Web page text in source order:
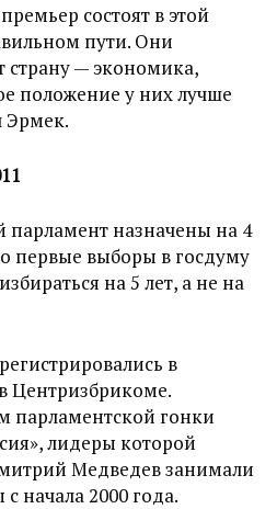
состоят в этой
пути. Они
страну — экономика,
положение у них лучше
Эрмек.
назначены на 4
первые выборы в госдуму
на 5 лет, а не на
в
Центризбрикоме.
гонки
лидеры которой
Медведев занимали
начала 2000 года.